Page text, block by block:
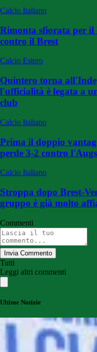
Calcio Italiano
Rimonta sfiorata per il
contro il Brest
Calcio Estero
Quintero torna
l'ufficialità è legata a
club
Calcio Italiano
Prima il doppio
perde 3-2 contro
Calcio Italiano
Stroppa dopo Brest-
gruppo è già molto
Commenti
Invia Commento
Tutti
Leggi altri commenti
Ultime Notizie